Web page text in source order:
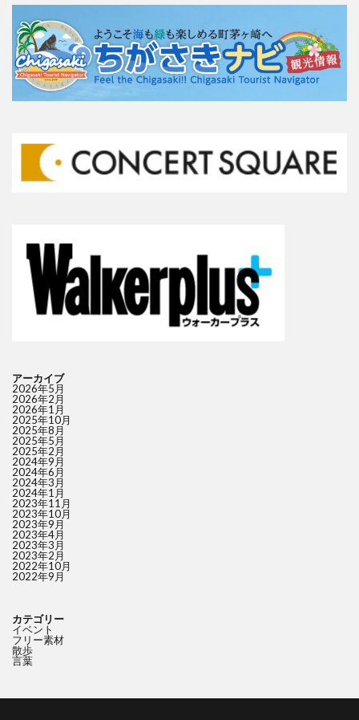
アーカイブ
2026年5月
2026年2月
2026年1月
2025年10月
2025年8月
2025年5月
2025年2月
2024年9月
2024年6月
2024年3月
2024年1月
2023年11月
2023年10月
2023年9月
2023年4月
2023年3月
2023年2月
2022年10月
2022年9月
カテゴリー
イベント
フリー素材
散歩
言葉